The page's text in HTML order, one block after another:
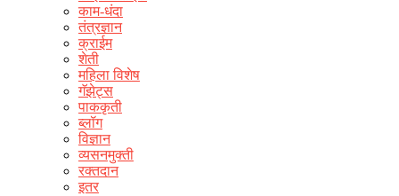
काम-धंदा
तंत्रज्ञान
क्राईम
शेती
महिला विशेष
गॅझेट्स
पाककृती
ब्लॉग
विज्ञान
व्यसनमुक्ती
रक्‍तदान
इतर